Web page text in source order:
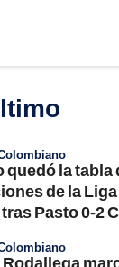
quedó la tabla
de la
Pasto 0-2